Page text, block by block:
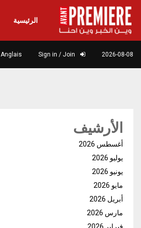
الرئيسية
2026-08-08
Anglais
الأرشيف
أغسطس 2026
يوليو 2026
يونيو 2026
مايو 2026
أبريل 2026
مارس 2026